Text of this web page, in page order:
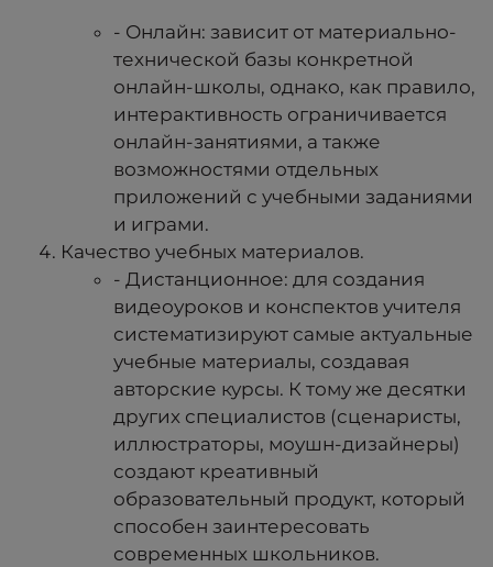
- Онлайн: зависит от материально-
технической базы конкретной
онлайн-школы, однако, как правило,
интерактивность ограничивается
онлайн-занятиями, а также
возможностями отдельных
приложений с учебными заданиями
и играми.
Качество учебных материалов.
- Дистанционное: для создания
видеоуроков и конспектов учителя
систематизируют самые актуальные
учебные материалы, создавая
авторские курсы. К тому же десятки
других специалистов (сценаристы,
иллюстраторы, моушн-дизайнеры)
создают креативный
образовательный продукт, который
способен заинтересовать
современных школьников.